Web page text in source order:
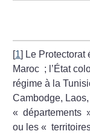
[1] Le Protectorat
Maroc ; l’État
régime à la
Cambodge,
« départements
ou les «